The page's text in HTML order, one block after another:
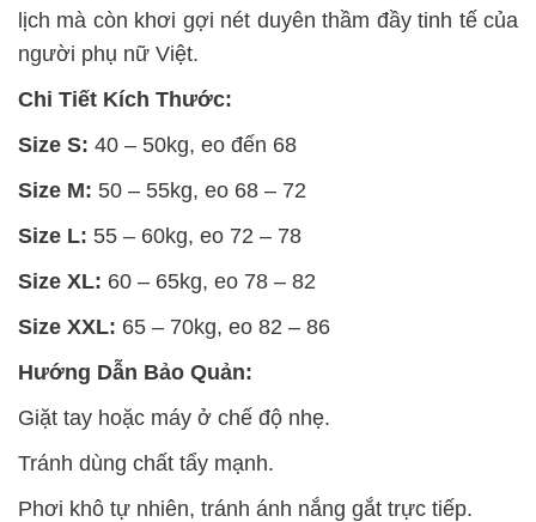
lịch mà còn khơi gợi nét duyên thầm đầy tinh tế của
người phụ nữ Việt.
Chi Tiết Kích Thước:
Size S: 40 – 50kg, eo đến 68
Size M: 50 – 55kg, eo 68 – 72
Size L: 55 – 60kg, eo 72 – 78
Size XL: 60 – 65kg, eo 78 – 82
Size XXL: 65 – 70kg, eo 82 – 86
Hướng Dẫn Bảo Quản:
Giặt tay hoặc máy ở chế độ nhẹ.
Tránh dùng chất tẩy mạnh.
Phơi khô tự nhiên, tránh ánh nắng gắt trực tiếp.